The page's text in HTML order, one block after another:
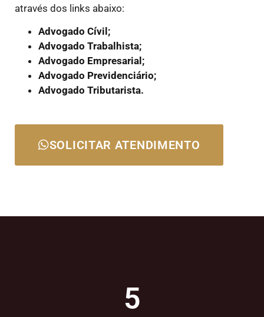
através dos links abaixo:
Advogado Cívil;
Advogado Trabalhista;
Advogado Empresarial;
Advogado Previdenciário;
Advogado Tributarista.
SOLICITAR ATENDIMENTO
5